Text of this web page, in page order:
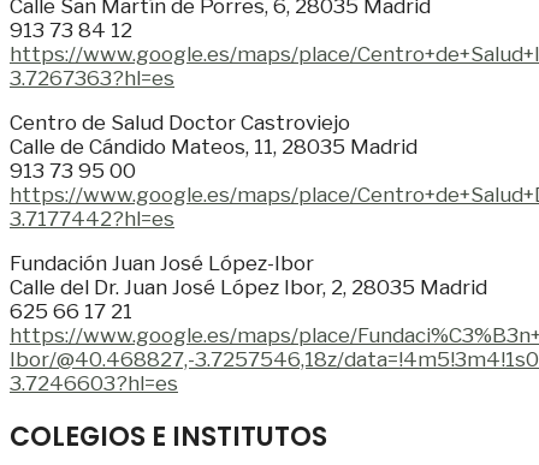
Calle San Martín de Porres, 6, 28035 Madrid
913 73 84 12
https://www.google.es/maps/place/
3.7267363?hl=es
Centro de Salud Doctor Castroviejo
Calle de Cándido Mateos, 11, 28035 Madrid
913 73 95 00
https://www.google.es/maps/place/
3.7177442?hl=es
Fundación Juan José López-Ibor
Calle del Dr. Juan José López Ibor, 2, 28035 Madrid
625 66 17 21
https://www.google.es/maps/place/
Ibor/@40.468827,-3.7257546,18z/
3.7246603?hl=es
COLEGIOS E INSTITUTOS